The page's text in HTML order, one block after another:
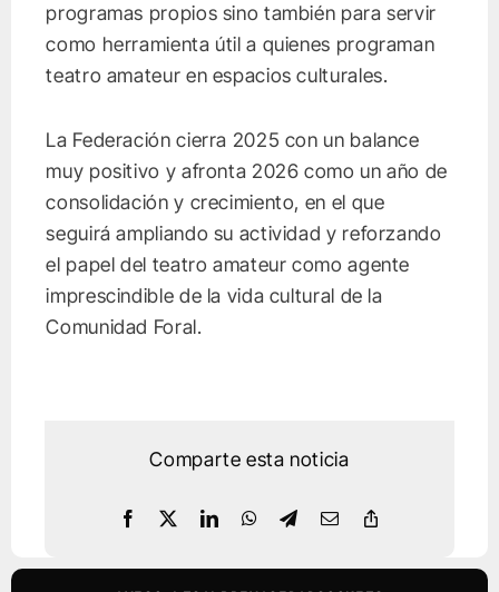
programas propios sino también para servir
como herramienta útil a quienes programan
teatro amateur en espacios culturales.
La Federación cierra 2025 con un balance
muy positivo y afronta 2026 como un año de
consolidación y crecimiento, en el que
seguirá ampliando su actividad y reforzando
el papel del teatro amateur como agente
imprescindible de la vida cultural de la
Comunidad Foral.
Comparte esta noticia